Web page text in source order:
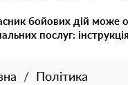
бойових дій може
послуг: інструкція
Політика